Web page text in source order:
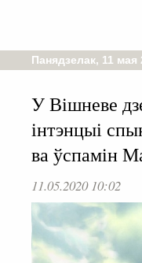
Панядзелак, 11 мая
У Вішневе
інтэнцыі
ва ўспамін
11.05.2020 10:02